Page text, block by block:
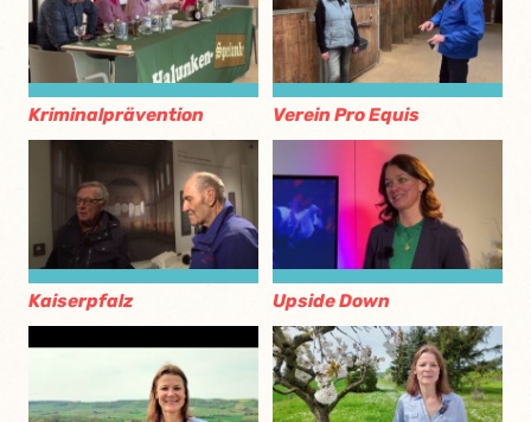
Kriminalprävention Verein Pro Equis
Kaiserpfalz Upside Down